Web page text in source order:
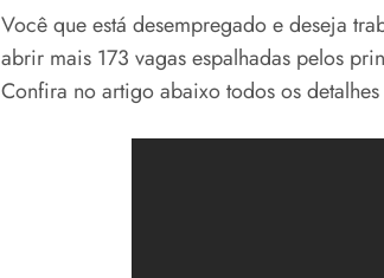
Você que está desempregado e deseja
abrir mais 173 vagas espalhadas pelos
Confira no artigo abaixo todos os